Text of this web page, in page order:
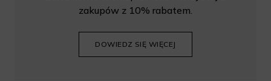
zakupów z 10% rabatem.
DOWIEDZ SIĘ WIĘCEJ